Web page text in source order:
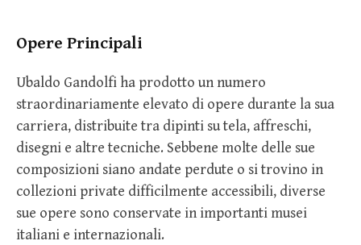
Opere Principali
Ubaldo Gandolfi ha prodotto un numero
straordinariamente elevato di opere durante la sua
carriera, distribuite tra dipinti su tela, affreschi,
disegni e altre tecniche. Sebbene molte delle sue
composizioni siano andate perdute o si trovino in
collezioni private difficilmente accessibili, diverse
sue opere sono conservate in importanti musei
italiani e internazionali.